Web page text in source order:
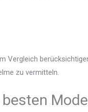
Vergleich
zu vermitteln.